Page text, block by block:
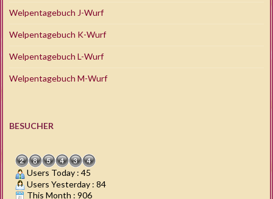
Welpentagebuch J-Wurf
Welpentagebuch K-Wurf
Welpentagebuch L-Wurf
Welpentagebuch M-Wurf
BESUCHER
Users Today : 45
Users Yesterday : 84
This Month : 906